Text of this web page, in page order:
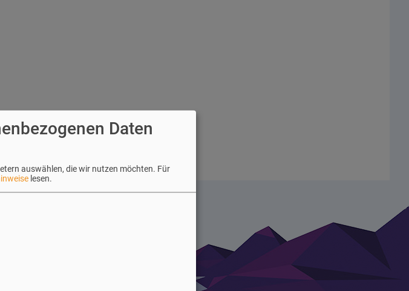
Daten
auswählen, die wir nutzen möchten. Für
lesen.